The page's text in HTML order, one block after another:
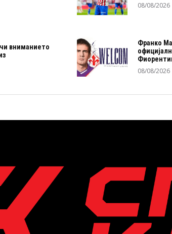
08/08/2026
вниманието
Франко
08/08/2026